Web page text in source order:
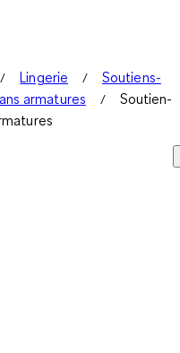
Lingerie
Soutiens-
armatures
Soutien-